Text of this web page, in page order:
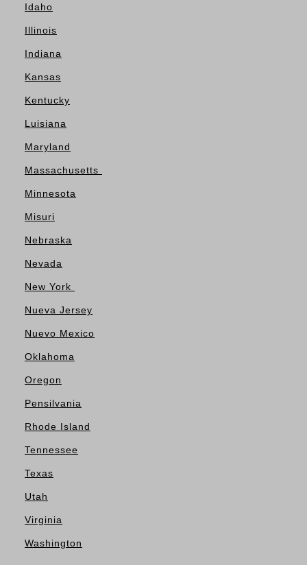
Idaho
Illinois
Indiana
Kansas
Kentucky
Luisiana
Maryland
Massachusetts
Minnesota
Misuri
Nebraska
Nevada
New York
Nueva Jersey
Nuevo Mexico
Oklahoma
Oregon
Pensilvania
Rhode Island
Tennessee
Texas
Utah
Virginia
Washington